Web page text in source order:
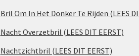
Bril Om In Het Donker Te Rijden (LEES
Nacht Overzetbril (LEES DIT EERST)
Nachtzichtbril (LEES DIT EERST)